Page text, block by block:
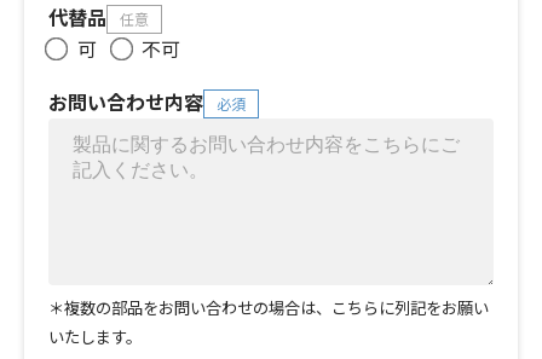
代替品 任意
可
不可
お問い合わせ内容
必須
＊複数の部品をお問い合わせの場合は、こちらに列記をお願い
いたします。